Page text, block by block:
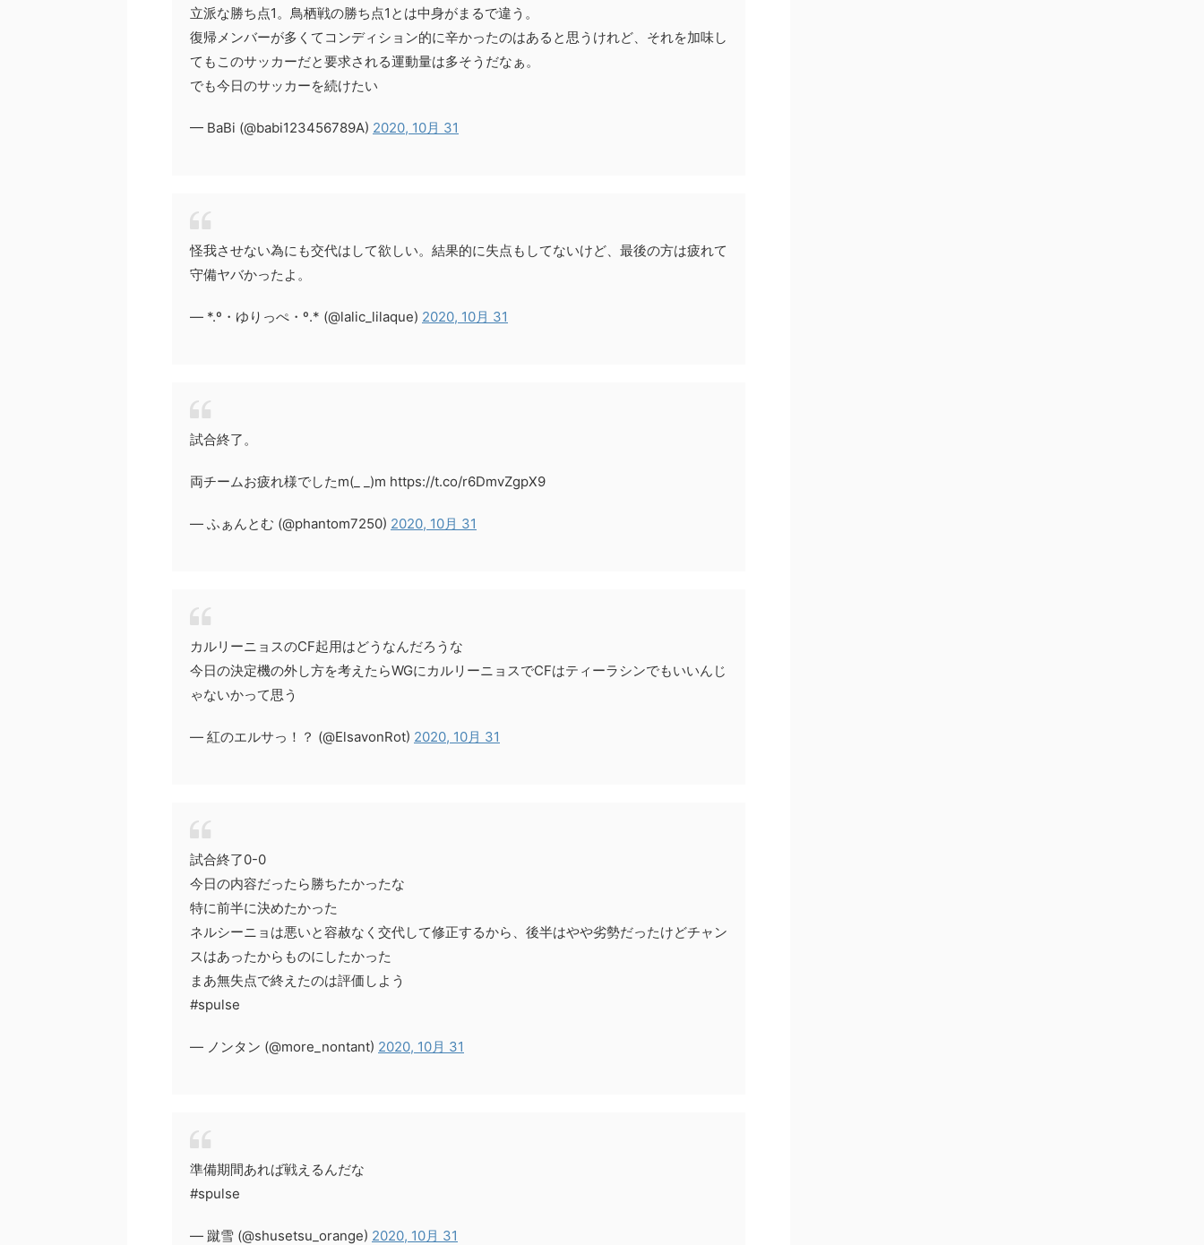
立派な勝ち点1。鳥栖戦の勝ち点1とは中身がまるで違う。
復帰メンバーが多くてコンディション的に辛かったのはあると思うけれど、それを加味し
てもこのサッカーだと要求される運動量は多そうだなぁ。
でも今日のサッカーを続けたい
— BaBi (@babi123456789A) 2020, 10月 31
怪我させない為にも交代はして欲しい。結果的に失点もしてないけど、最後の方は疲れて
守備ヤバかったよ。
— *.º・ゆりっぺ・º.* (@lalic_lilaque) 2020, 10月 31
試合終了。
両チームお疲れ様でしたm(_ _)m https://t.co/r6DmvZgpX9
— ふぁんとむ (@phantom7250) 2020, 10月 31
カルリーニョスのCF起用はどうなんだろうな
今日の決定機の外し方を考えたらWGにカルリーニョスでCFはティーラシンでもいいんじ
ゃないかって思う
— 紅のエルサっ！？ (@ElsavonRot) 2020, 10月 31
試合終了0-0
今日の内容だったら勝ちたかったな
特に前半に決めたかった
ネルシーニョは悪いと容赦なく交代して修正するから、後半はやや劣勢だったけどチャン
スはあったからものにしたかった
まあ無失点で終えたのは評価しよう
#spulse
— ノンタン (@more_nontant) 2020, 10月 31
準備期間あれば戦えるんだな
#spulse
— 蹴雪 (@shusetsu_orange) 2020, 10月 31